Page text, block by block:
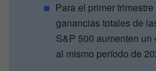
Para el primer
ganancias totales de
S&P 500 aumenten un
al mismo período de